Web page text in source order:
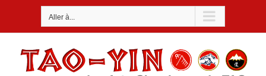
Aller à...